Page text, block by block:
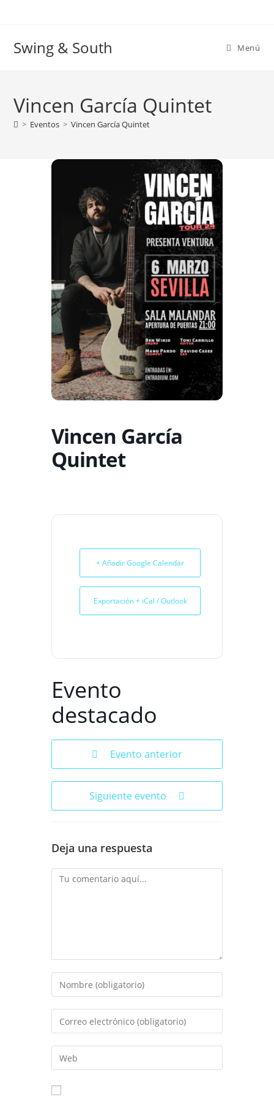
Swing & South Menú
Vincen García Quintet
> Eventos > Vincen García Quintet
Vincen García
Quintet
+ Añadir Google Calendar
Exportación + iCal / Outlook
Evento
destacado
Evento anterior
Siguiente evento
Deja una respuesta
Comentario
Introduce
tu
nombre
de
usuario
para
Introduce
tu
dirección
de
electrónico
Introduce
la
URL